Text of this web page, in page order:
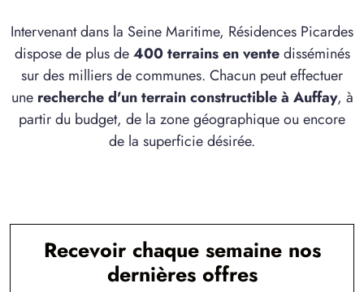
Intervenant dans la Seine Maritime, Résidences Picardes
dispose de plus de400 terrains en ventedisséminés
sur des milliers de communes. Chacun peut effectuer
une recherche d'un terrain constructible à Auffay, à
partir du budget, de la zone géographique ou encore
de la superficie désirée.
Recevoir chaque semaine nos
dernières offres